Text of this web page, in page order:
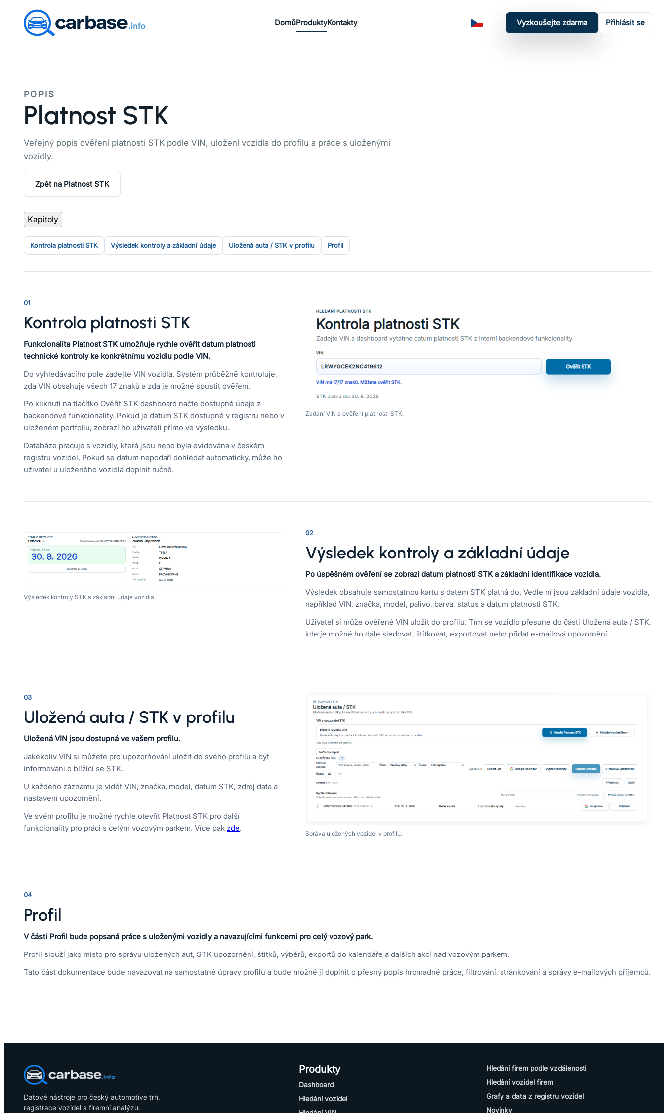
DomůProduktyKontakty
ČeštinaPřepnout tmavý režim
Vyzkoušejte zdarma Přihlásit se
POPIS
Platnost STK
Veřejný popis ověření platnosti STK podle VIN, uložení vozidla do profilu a práce s uloženými
vozidly.
Zpět na Platnost STK
Kapitoly
Kontrola platnosti STK Výsledek kontroly a základní údaje Uložená auta / STK v profilu Profil
01
Kontrola platnosti STK
Funkcionalita Platnost STK umožňuje rychle ověřit datum platnosti
technické kontroly ke konkrétnímu vozidlu podle VIN.
Do vyhledávacího pole zadejte VIN vozidla. Systém průběžně kontroluje,
zda VIN obsahuje všech 17 znaků a zda je možné spustit ověření.
Po kliknutí na tlačítko Ověřit STK dashboard načte dostupné údaje z
backendové funkcionality. Pokud je datum STK dostupné v registru nebo v
uloženém portfoliu, zobrazí ho uživateli přímo ve výsledku.
Databáze pracuje s vozidly, která jsou nebo byla evidována v českém
registru vozidel. Pokud se datum nepodaří dohledat automaticky, může ho
uživatel u uloženého vozidla doplnit ručně.
Zadání VIN a ověření platnosti STK.
02
Výsledek kontroly a základní údaje
Po úspěšném ověření se zobrazí datum platnosti STK a základní identifikace vozidla.
Výsledek obsahuje samostatnou kartu s datem STK platná do. Vedle ní jsou základní údaje vozidla,
například VIN, značka, model, palivo, barva, status a datum platnosti STK.
Uživatel si může ověřené VIN uložit do profilu. Tím se vozidlo přesune do části Uložená auta / STK,
kde je možné ho dále sledovat, štítkovat, exportovat nebo přidat e-mailová upozornění.
Výsledek kontroly STK a základní údaje vozidla.
03
Uložená auta / STK v profilu
Uložená VIN jsou dostupná ve vašem profilu.
Jakékoliv VIN si můžete pro upozorňování uložit do svého profilu a být
informováni o blížící se STK.
U každého záznamu je vidět VIN, značka, model, datum STK, zdroj data a
nastavení upozornění.
Ve svém profilu je možné rychle otevřít Platnost STK pro další
funkcionality pro práci s celým vozovým parkem. Více pak zde.
Správa uložených vozidel v profilu.
04
Profil
V části Profil bude popsaná práce s uloženými vozidly a navazujícími funkcemi pro celý vozový park.
Profil slouží jako místo pro správu uložených aut, STK upozornění, štítků, výběrů, exportů do kalendáře a dalších akcí nad vozovým parkem.
Tato část dokumentace bude navazovat na samostatné úpravy profilu a bude možné ji doplnit o přesný popis hromadné práce, filtrování, stránkování a správy e-mailových příjemců.
Datové nástroje pro český automotive trh,
registrace vozidel a firemní analýzu.
Produkty
Dashboard
Hledání vozidel
Hledání firem podle vzdálenosti
Hledání vozidel firem
Grafy a data z registru vozidel
Novinky